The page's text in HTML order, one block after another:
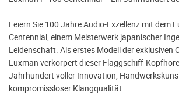
Feiern Sie 100 Jahre Audio-Exzellenz mit dem
Centennial, einem Meisterwerk japanischer
Leidenschaft. Als erstes Modell der exklusiven
Luxman verkörpert dieser Flaggschiff-
Jahrhundert voller Innovation,
kompromissloser Klangqualität.